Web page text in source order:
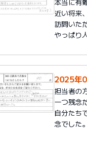
本当に有
近い将来
訪問いた
やっぱり
2025年
担当者の
一つ残念
自分たち
念でした。